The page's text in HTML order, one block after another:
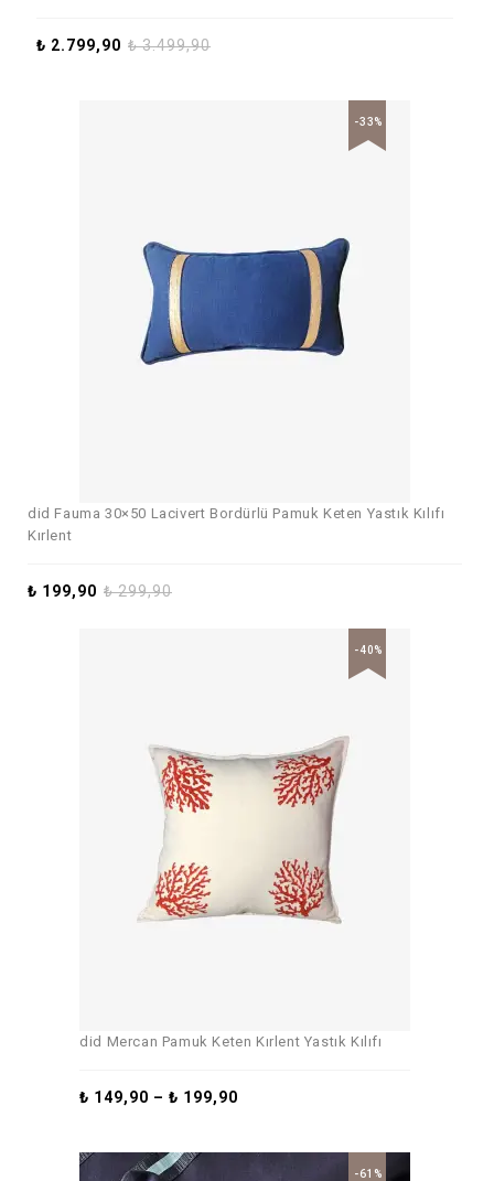
₺3.499,90
₺ 2.799,90
-33%
did Fauma 30×50 Lacivert Bordürlü Pamuk Keten Yastık Kılıfı
Kırlent
₺299,90
₺ 199,90
-40%
did Mercan Pamuk Keten Kırlent Yastık Kılıfı
₺ 149,90 –₺ 199,90
-61%